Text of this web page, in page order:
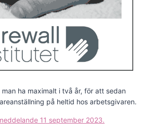
ha maximalt i två år, för att sedan
på heltid hos arbetsgivaren.
11 september 2023.